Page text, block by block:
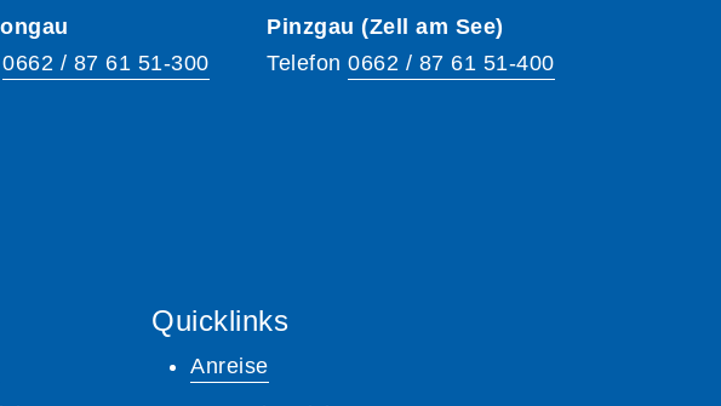
0662 / 87 61 51-300
Pinzgau (Zell am See)
Telefon 0662 / 87 61 51-400
Quicklinks
Anreise